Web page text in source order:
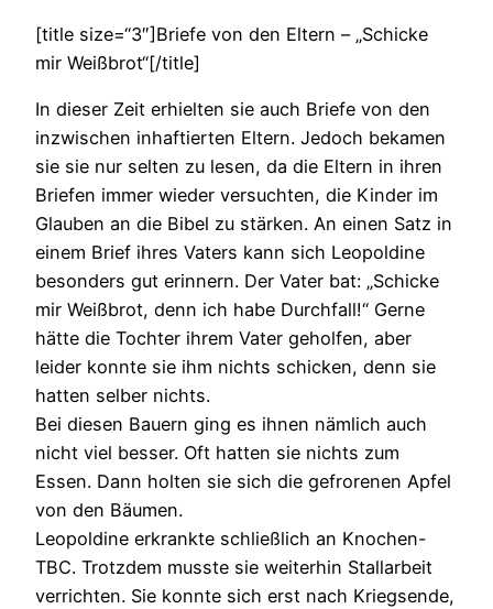
[title size=“3″]Briefe von den Eltern – „Schicke
mir Weißbrot“[/title]
In dieser Zeit erhielten sie auch Briefe von den
inzwischen inhaftierten Eltern. Jedoch bekamen
sie sie nur selten zu lesen, da die Eltern in ihren
Briefen immer wieder versuchten, die Kinder im
Glauben an die Bibel zu stärken. An einen Satz in
einem Brief ihres Vaters kann sich Leopoldine
besonders gut erinnern. Der Vater bat: „Schicke
mir Weißbrot, denn ich habe Durchfall!“ Gerne
hätte die Tochter ihrem Vater geholfen, aber
leider konnte sie ihm nichts schicken, denn sie
hatten selber nichts.
Bei diesen Bauern ging es ihnen nämlich auch
nicht viel besser. Oft hatten sie nichts zum
Essen. Dann holten sie sich die gefrorenen Apfel
von den Bäumen.
Leopoldine erkrankte schließlich an Knochen-
TBC. Trotzdem musste sie weiterhin Stallarbeit
verrichten. Sie konnte sich erst nach Kriegsende,